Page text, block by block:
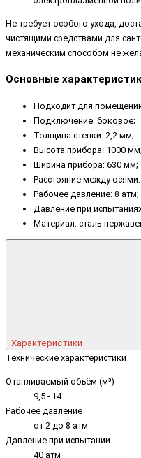
Не требует особого ухода,
чистящими средствами для
механическим способом не
Основные
Подходит для
Подключение: боковое;
Толщина стенки: 2,2 мм;
Высота прибора: 1000 мм;
Ширина прибора: 630 мм;
Расстояние между
Рабочее давление: 8 атм;
Давление при
Материал: сталь
Характеристики
Технические характеристики
Отапливаемый объём (м³)
9,5 - 14
Рабочее давление
от 2 до 8 атм
Давление при испытании
40 атм